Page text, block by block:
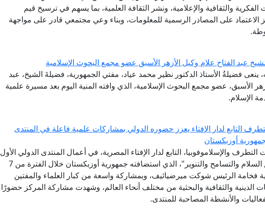
الفكرية والثقافية والإعلامية، ونشر الثقافة العلمية، بما يسهم في ترسيخ قيم
الاعتماد على المصادر الرسمية للمعلومات، وبناء وعي مجتمعي قادر على مواجهة
عبد الفتاح علام وكيل الأزهر الأسبق عضو مجمع البحوث الإسلامية
ينعى فضيلةُ الأستاذ الدكتور نظير محمد عياد، مفتي الجمهورية، فضيلةَ الشيخ، عبد
الأسبق، عضو مجمع البحوث الإسلامية، الذي وافته المنية اليوم بعد مسيرة علمية
الإسلام.
التابع لدار الإفتاء يعزز حضوره الدولي بمشاركات علمية فاعلة في المنتدى
أوزبكستان
والإسلاموفوبيا، التابع لدار الإفتاء المصرية، في أعمال المنتدى الدولي الأول
للحضارة الإسلامية "طريق السلام والتسامح والتنوير"، الذي استضافته جمهورية أوزبكستان خلال الفترة من 7
برعاية فخامة الرئيس شوكت ميرضيائيف، وبمشاركة واسعة من كبار العلماء والمفتين
الدينية والثقافية والبحثية من مختلف أنحاء العالم، وشهدت مشاركة المركز حضورًا
والأنشطة المصاحبة للمنتدى.